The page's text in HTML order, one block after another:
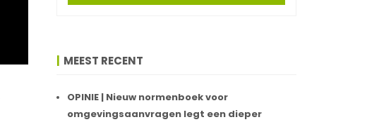
MEEST RECENT
OPINIE | Nieuw normenboek voor
omgevingsaanvragen legt een dieper